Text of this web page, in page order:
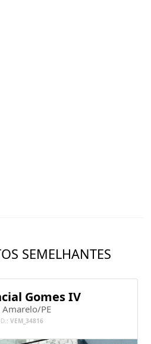
SEMELHANTES
Gomes IV
Amarelo/PE
VEM_34816